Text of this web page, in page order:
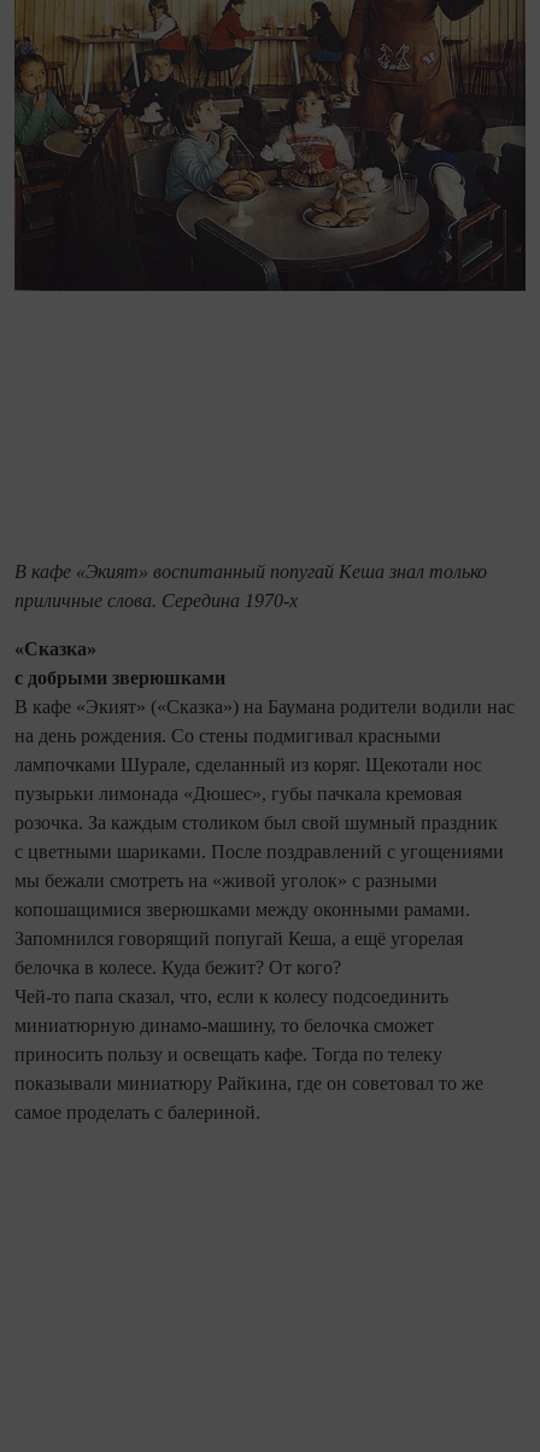
В кафе «Экият» воспитанный попугай Кеша знал только
приличные слова. Середина 1970-х
«Сказка»
с добрыми зверюшками
В кафе «Экият» («Сказка») на Баумана родители водили нас
на день рождения. Со стены подмигивал красными
лампочками Шурале, сделанный из коряг. Щекотали нос
пузырьки лимонада «Дюшес», губы пачкала кремовая
розочка. За каждым столиком был свой шумный праздник
с цветными шариками. После поздравлений с угощениями
мы бежали смотреть на «живой уголок» с разными
копошащимися зверюшками между оконными рамами.
Запомнился говорящий попугай Кеша, а ещё угорелая
белочка в колесе. Куда бежит? От кого?
Чей-то папа сказал, что, если к колесу подсоединить
миниатюрную динамо-машину, то белочка сможет
приносить пользу и освещать кафе. Тогда по телеку
показывали миниатюру Райкина, где он советовал то же
самое проделать с балериной.